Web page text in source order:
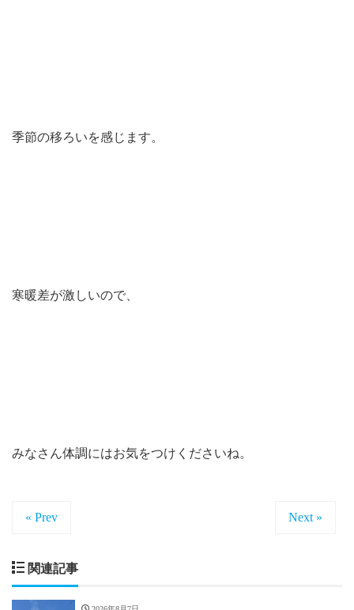
季節の移ろいを感じます。
寒暖差が激しいので、
みなさん体調にはお気をつけくださいね。
« Prev Next »
関連記事